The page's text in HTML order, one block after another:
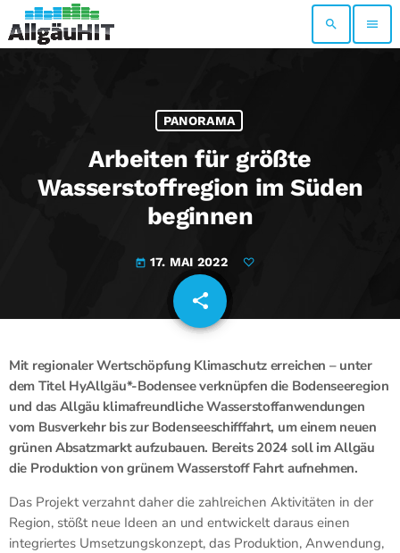
search menu
PANORAMA
Arbeiten für größte
Wasserstoffregion im Süden
beginnen
today 17. MAI 2022
share
email
Mit regionaler Wertschöpfung Klimaschutz erreichen – unter
dem Titel HyAllgäu*-Bodensee verknüpfen die Bodenseeregion
und das Allgäu klimafreundliche Wasserstoffanwendungen
vom Busverkehr bis zur Bodenseeschifffahrt, um einem neuen
grünen Absatzmarkt aufzubauen. Bereits 2024 soll im Allgäu
die Produktion von grünem Wasserstoff Fahrt aufnehmen.
Das Projekt verzahnt daher die zahlreichen Aktivitäten in der
Region, stößt neue Ideen an und entwickelt daraus einen
integriertes Umsetzungskonzept, das Produktion, Anwendung,